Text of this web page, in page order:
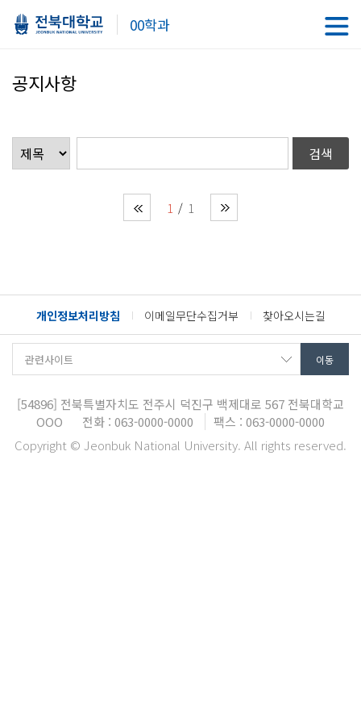
00학과
공지사항
1 1
개인정보처리방침 이메일무단수집거부 찾아오시는길
[54896] 전북특별자치도 전주시 덕진구 백제대로 567 전북대학교
OOO
전화 : 063-0000-0000
팩스 : 063-0000-0000
Copyright © Jeonbuk National University. All rights reserved.